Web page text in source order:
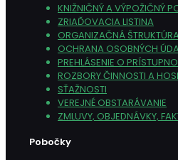
KNIŽNIČNÝ A VÝPOŽIČNÝ
ZRIAĎOVACIA LISTINA
ORGANIZAČNÁ ŠTRUKTÚRA
OCHRANA OSOBNÝCH
PREHLÁSENIE O
ROZBORY ČINNOSTI A
SŤAŽNOSTI
VEREJNÉ OBSTARÁVANIE
ZMLUVY, OBJEDNÁVKY,
Pobočky